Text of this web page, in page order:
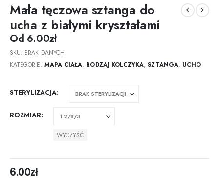
Mała tęczowa sztanga do
ucha z białymi kryształami
Od 6.00zł
SKU: BRAK DANYCH
KATEGORIE: MAPA CIAŁA, RODZAJ KOLCZYKA,SZTANGA, UCHO
STERYLIZACJA
ROZMIAR
WYCZYŚĆ
6.00zł